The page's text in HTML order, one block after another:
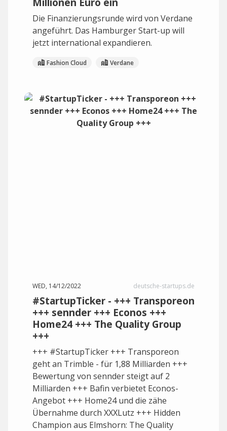
Die Finanzierungsrunde wird von Verdane
angeführt. Das Hamburger Start-up will
jetzt international expandieren.
Fashion Cloud Verdane
WED, 14/12/2022 deutsche-startups.de
#StartupTicker - +++ Transporeon
+++ sennder +++ Econos +++
Home24 +++ The Quality Group
+++
+++ #StartupTicker +++ Transporeon
geht an Trimble - für 1,88 Milliarden +++
Bewertung von sennder steigt auf 2
Milliarden +++ Bafin verbietet Econos-
Angebot +++ Home24 und die zähe
Übernahme durch XXXLutz +++ Hidden
Champion aus Elmshorn: The Quality